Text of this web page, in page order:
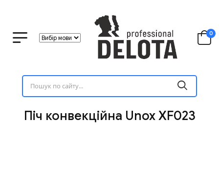
0
Піч конвекційна Unox XF023